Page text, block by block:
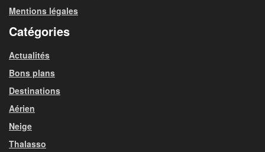
Mentions légales
Catégories
Actualités
Bons plans
Destinations
Aérien
Neige
Thalasso